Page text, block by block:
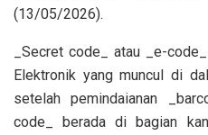
(13/05/2026).
_Secret code_ atau _e-
Elektronik yang muncul di
setelah pemindaianan
code_ berada di bagian